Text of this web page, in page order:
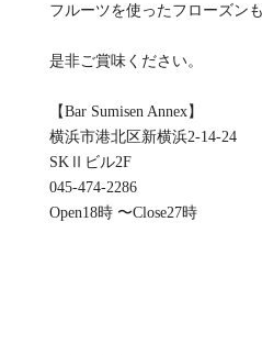
フルーツを使ったフローズン
是非ご賞味ください。
【Bar Sumisen Annex】
横浜市港北区新横浜2-14-24
SKⅡビル2F
045-474-2286
Open18時 〜Close27時